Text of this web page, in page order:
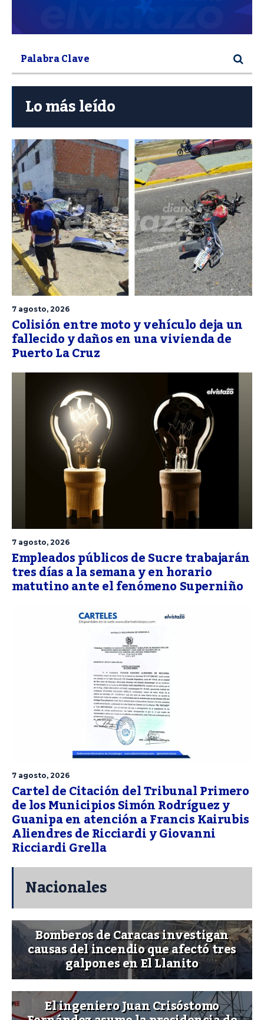
Lo más leído
7 agosto, 2026
Colisión entre moto y vehículo deja un
fallecido y daños en una vivienda de
Puerto La Cruz
7 agosto, 2026
Empleados públicos de Sucre trabajarán
tres días a la semana y en horario
matutino ante el fenómeno Superniño
7 agosto, 2026
Cartel de Citación del Tribunal Primero
de los Municipios Simón Rodríguez y
Guanipa en atención a Francis Kairubis
Aliendres de Ricciardi y Giovanni
Ricciardi Grella
Nacionales
Bomberos de Caracas investigan
causas del incendio que afectó tres
galpones en El Llanito
El ingeniero Juan Crisóstomo